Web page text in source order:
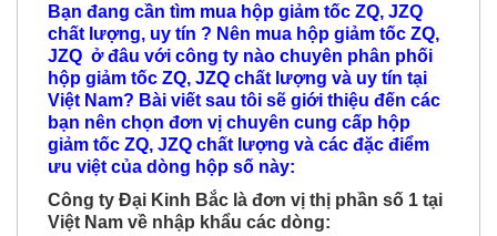
Bạn đang cần tìm mua hộp giảm tốc ZQ, JZQ
chất lượng, uy tín ? Nên mua hộp giảm tốc ZQ,
JZQ ở đâu với công ty nào chuyên phân phối
hộp giảm tốc ZQ, JZQ chất lượng và uy tín tại
Việt Nam? Bài viết sau tôi sẽ giới thiệu đến các
bạn nên chọn đơn vị chuyên cung cấp hộp
giảm tốc ZQ, JZQ chất lượng và các đặc điểm
ưu việt của dòng hộp số này:
Công ty Đại Kinh Bắc là đơn vị thị phần số 1 tại
Việt Nam về nhập khẩu các dòng: